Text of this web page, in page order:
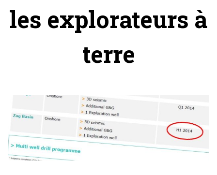
les explorateurs à
terre